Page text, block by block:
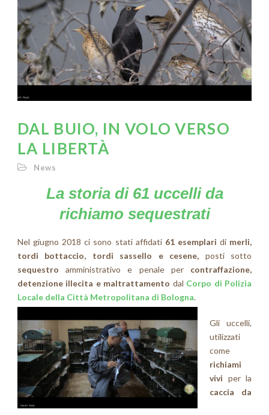
DAL BUIO, IN VOLO VERSO
LA LIBERTÀ
News
La storia di 61 uccelli da
richiamo sequestrati
Nel giugno 2018 ci sono stati affidati 61 esemplari di merli,
tordi bottaccio, tordi sassello e cesene, posti sotto
sequestro amministrativo e penale per contraffazione,
detenzione illecita e maltrattamento dal Corpo di Polizia
Locale della Città Metropolitana di Bologna.
Gli uccelli,
utilizzati
come
richiami
vivi per la
caccia da